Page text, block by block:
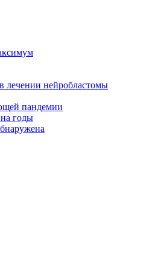
лечении нейробластомы
пандемии
годы